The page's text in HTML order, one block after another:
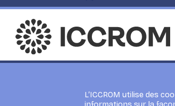
restauration des biens culturelsL’ICCROM utilise des